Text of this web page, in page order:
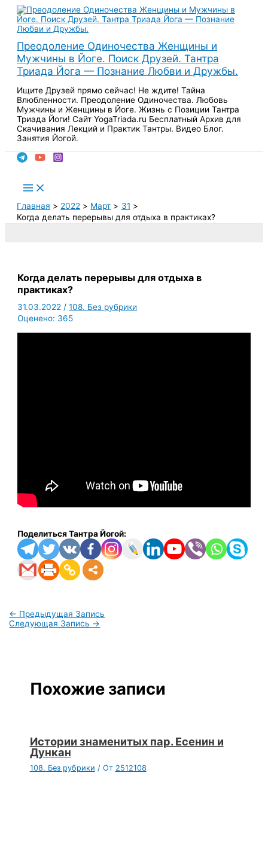
Перейти
содержимому
Преодоление Одиночества Женщины и
Мужчины в Йоге. Поиск Друзей. Тантра
Триада Йога — Познание Любви и Дружбы.
Ищите Друзей прямо сейчас! Не ждите! Тайна
Влюбленности. Преодоление Одиночества. Любовь
Мужчины и Женщины в Йоге. Жизнь с Позиции Тантра
Триада Йоги! Сайт YogaTriada.ru Бесплатный Архив для
Скачивания Лекций и Практик Тантры. Видео Блог.
Занятия Йогой.
Main
Menu
Главная
2022 Март
31
Когда делать перерывы для отдыха в практиках?
Когда делать перерывы для отдыха в
практиках?
31.03.2022/108. Без рубрики
Оценено: 365
Поделиться Тантра Йогой:
← Предыдущая Запись
Следующая Запись →
Похожие записи
Истории знаменитых пар. Есенин и
Дункан
108. Без рубрики / От 2512108